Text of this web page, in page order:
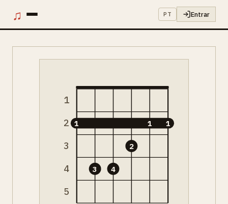
♫ PT Entrar
1
2
3
4
5
1
3 4
2
1 1